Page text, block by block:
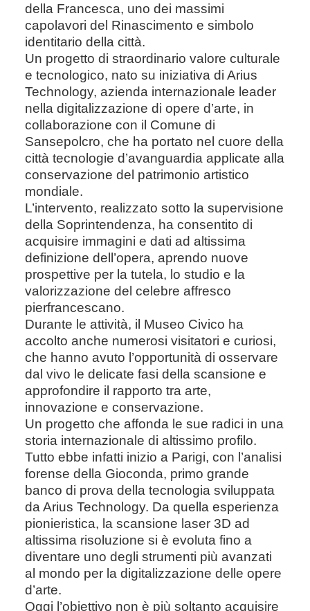
della Francesca, uno dei massimi
capolavori del Rinascimento e simbolo
identitario della città.
Un progetto di straordinario valore culturale
e tecnologico, nato su iniziativa di Arius
Technology, azienda internazionale leader
nella digitalizzazione di opere d’arte, in
collaborazione con il Comune di
Sansepolcro, che ha portato nel cuore della
città tecnologie d’avanguardia applicate alla
conservazione del patrimonio artistico
mondiale.
L’intervento, realizzato sotto la supervisione
della Soprintendenza, ha consentito di
acquisire immagini e dati ad altissima
definizione dell’opera, aprendo nuove
prospettive per la tutela, lo studio e la
valorizzazione del celebre affresco
pierfrancescano.
Durante le attività, il Museo Civico ha
accolto anche numerosi visitatori e curiosi,
che hanno avuto l’opportunità di osservare
dal vivo le delicate fasi della scansione e
approfondire il rapporto tra arte,
innovazione e conservazione.
Un progetto che affonda le sue radici in una
storia internazionale di altissimo profilo.
Tutto ebbe infatti inizio a Parigi, con l’analisi
forense della Gioconda, primo grande
banco di prova della tecnologia sviluppata
da Arius Technology. Da quella esperienza
pionieristica, la scansione laser 3D ad
altissima risoluzione si è evoluta fino a
diventare uno degli strumenti più avanzati
al mondo per la digitalizzazione delle opere
d’arte.
Oggi l’obiettivo non è più soltanto acquisire